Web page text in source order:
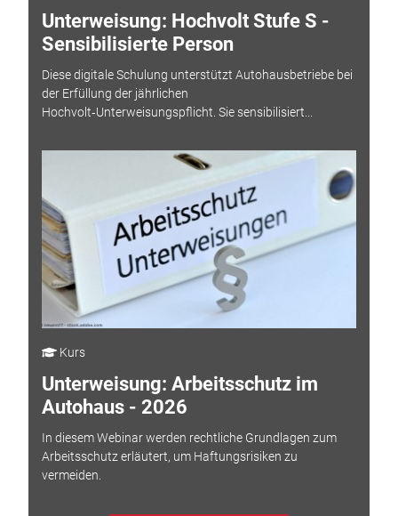
Unterweisung: Hochvolt Stufe S -
Sensibilisierte Person
Diese digitale Schulung unterstützt Autohausbetriebe bei
der Erfüllung der jährlichen
Hochvolt‑Unterweisungspflicht. Sie sensibilisiert...
Kurs
Unterweisung: Arbeitsschutz im
Autohaus - 2026
In diesem Webinar werden rechtliche Grundlagen zum
Arbeitsschutz erläutert, um Haftungsrisiken zu
vermeiden.